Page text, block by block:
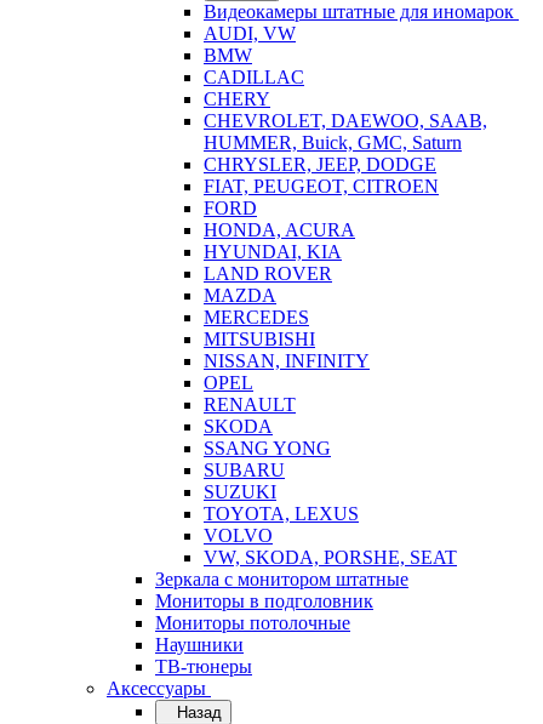
Видеокамеры штатные для иномарок
AUDI, VW
BMW
CADILLAC
CHERY
CHEVROLET, DAEWOO, SAAB,
HUMMER, Buick, GMC, Saturn
CHRYSLER, JEEP, DODGE
FIAT, PEUGEOT, CITROEN
FORD
HONDA, ACURA
HYUNDAI, KIA
LAND ROVER
MAZDA
MERCEDES
MITSUBISHI
NISSAN, INFINITY
OPEL
RENAULT
SKODA
SSANG YONG
SUBARU
SUZUKI
TOYOTA, LEXUS
VOLVO
VW, SKODA, PORSHE, SEAT
Зеркала с монитором штатные
Мониторы в подголовник
Мониторы потолочные
Наушники
ТВ-тюнеры
Аксессуары
Назад